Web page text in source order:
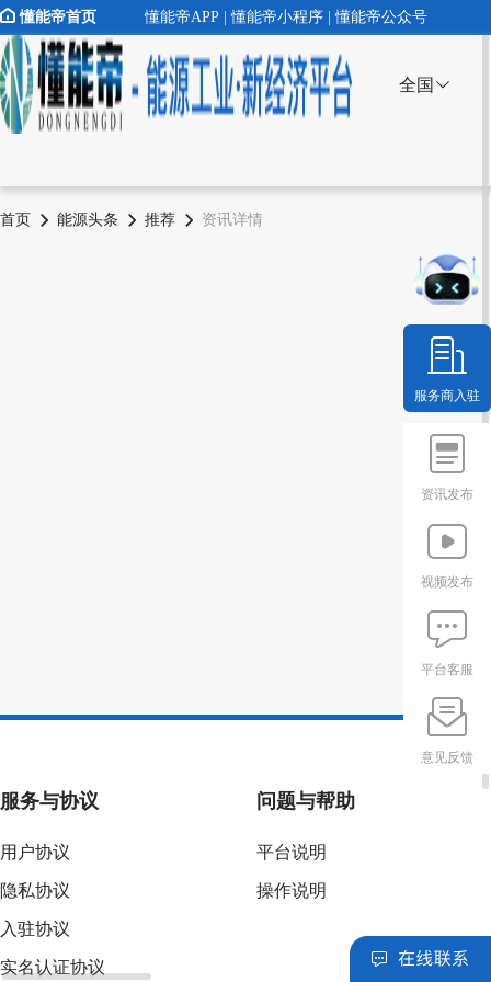
懂能帝首页 懂能帝APP | 懂能帝小程序 | 懂能帝公众号
全国
首页 能源头条 推荐 资讯详情
服务商入驻
资讯发布
视频发布
平台客服
意见反馈
服务与协议
用户协议
隐私协议
入驻协议
实名认证协议
问题与帮助
平台说明
操作说明